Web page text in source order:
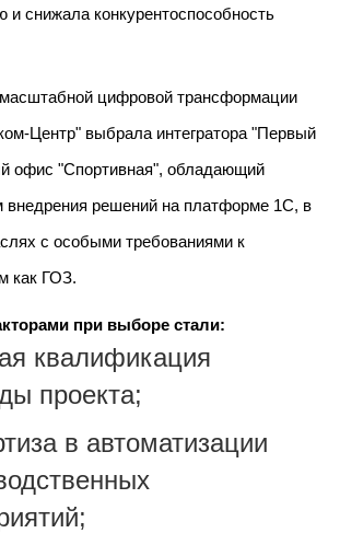
и снижала конкурентоспособность
цифровой трансформации
Центр" выбрала интегратора "Первый
офис "Спортивная", обладающий
решений на платформе 1С, в
с особыми требованиями к
как ГОЗ.
при выборе стали:
квалификация
проекта;
в автоматизации